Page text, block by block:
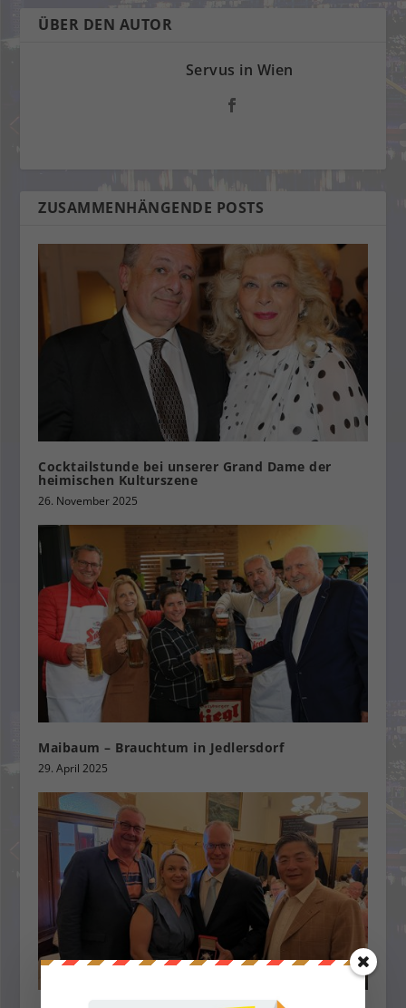
ÜBER DEN AUTOR
Servus in Wien
ZUSAMMENHÄNGENDE POSTS
Cocktailstunde bei unserer Grand Dame der
heimischen Kulturszene
26. November 2025
Maibaum – Brauchtum in Jedlersdorf
29. April 2025